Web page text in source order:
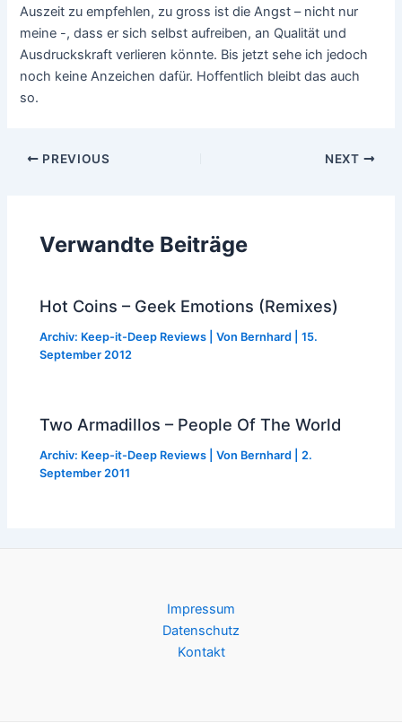
Auszeit zu empfehlen, zu gross ist die Angst – nicht nur
meine -, dass er sich selbst aufreiben, an Qualität und
Ausdruckskraft verlieren könnte. Bis jetzt sehe ich jedoch
noch keine Anzeichen dafür. Hoffentlich bleibt das auch
so.
Post
PREVIOUS NEXT
Verwandte Beiträge
Hot Coins – Geek Emotions (Remixes)
Archiv: Keep-it-Deep Reviews | Von Bernhard |15.
September 2012
Two Armadillos – People Of The World
Archiv: Keep-it-Deep Reviews | Von Bernhard
2.
September 2011
Impressum
Datenschutz
Kontakt